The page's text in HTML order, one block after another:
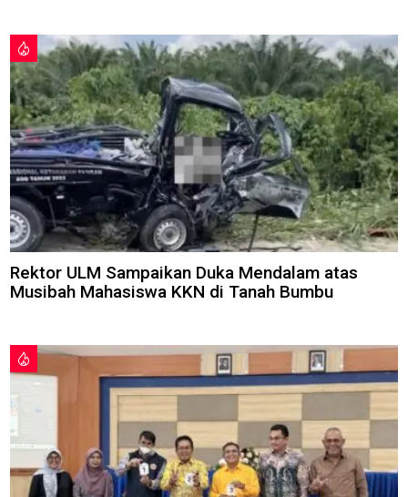
Rektor ULM Sampaikan Duka Mendalam atas
Musibah Mahasiswa KKN di Tanah Bumbu